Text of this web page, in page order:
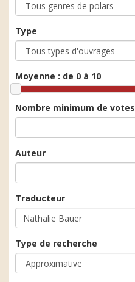
Type
Moyenne : de 0 à 10
Nombre minimum de votes
Auteur
Traducteur
Type de recherche